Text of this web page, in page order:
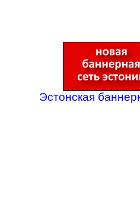
Эстонская